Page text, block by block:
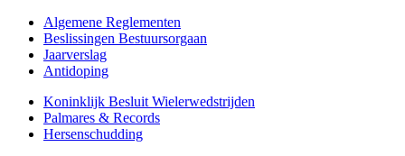
Algemene Reglementen
Beslissingen Bestuursorgaan
Jaarverslag
Antidoping
Koninklijk Besluit Wielerwedstrijden
Palmares & Records
Hersenschudding